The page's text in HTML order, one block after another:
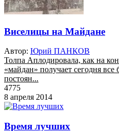
Виселицы на Майдане
Автор: Юрий ПАНКОВ
Толпа Аплодировала, как на
«майдан» получает сегодня
постоян...
4775
8 апреля 2014
Время лучших